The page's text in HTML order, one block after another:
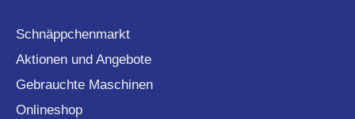
Schnäppchenmarkt
Aktionen und Angebote
Gebrauchte Maschinen
Onlineshop